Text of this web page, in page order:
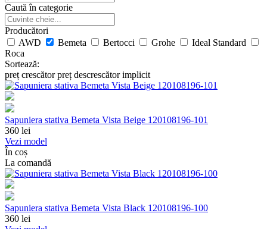
Caută în categorie
Producători
AWD
Bemeta Bertocci Grohe
Ideal Standard
Roca
Sortează:
preț crescător preț descrescător implicit
Sapuniera stativa Bemeta Vista Beige 120108196-101
360 lei
Vezi model
În coș
La comandă
Sapuniera stativa Bemeta Vista Black 120108196-100
360 lei